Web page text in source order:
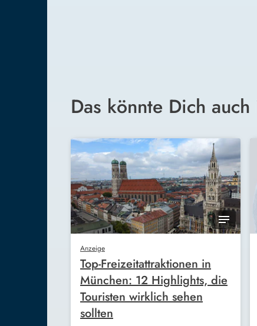
Das könnte Dich
Anzeige
Top-Freizeitattraktionen in
München: 12 Highlights, die
Touristen wirklich sehen
sollten